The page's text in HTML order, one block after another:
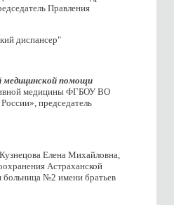
Правления
диспансер"
медицинской помощи
медицины ФГБОУ ВО
председатель
Елена Михайловна,
Астраханской
больница №2 имени братьев